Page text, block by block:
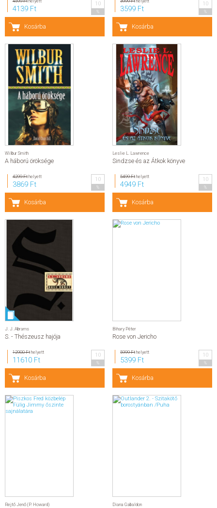
4139 Ft
10
Kosárba
3599 Ft
10
Kosárba
Wilbur Smith
A háború öröksége
4299 Fthelyett
3869 Ft
10
Kosárba
Leslie L. Lawrence
Sindzse és az Átkok könyve
5499 Fthelyett
4949 Ft
10
Kosárba
J. J. Abrams
S. - Thészeusz hajója
12900 Fthelyett
11610 Ft
10
Kosárba
Bihary Péter
Rose von Jericho
5999 Fthelyett
5399 Ft
10
Kosárba
Rejtő Jenő (P. Howard) Diana Gabaldon